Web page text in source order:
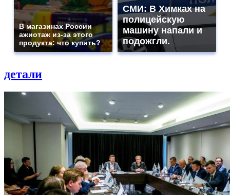
В магазинах России
ажиотаж из-за этого
продукта: что купить?
СМИ: В Химках на
полицейскую
машину напали и
подожгли.
детали